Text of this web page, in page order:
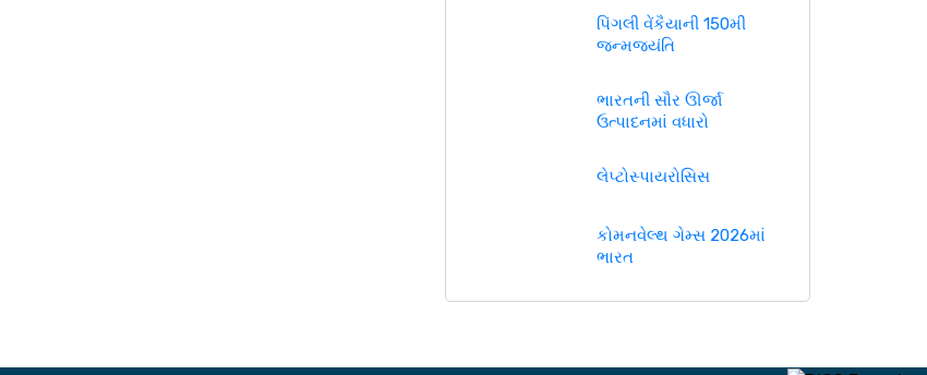
પિંગલી વેંકૈયાની 150મી
જન્મજયંતિ
ભારતની સૌર ઊર્જા
ઉત્પાદનમાં વધારો
લેપ્ટોસ્પાયરોસિસ
કોમનવેલ્થ ગેમ્સ 2026માં
ભારત